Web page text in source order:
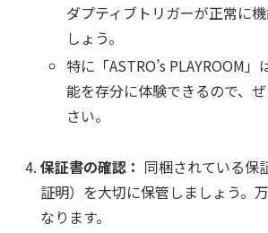
ダプティブトリガーが正常に
しょう。
特に「ASTRO’s PLAYROOM
能を存分に体験できるので、
さい。
保証書の確認： 同梱されている保
証明）を大切に保管しましょう。
なります。